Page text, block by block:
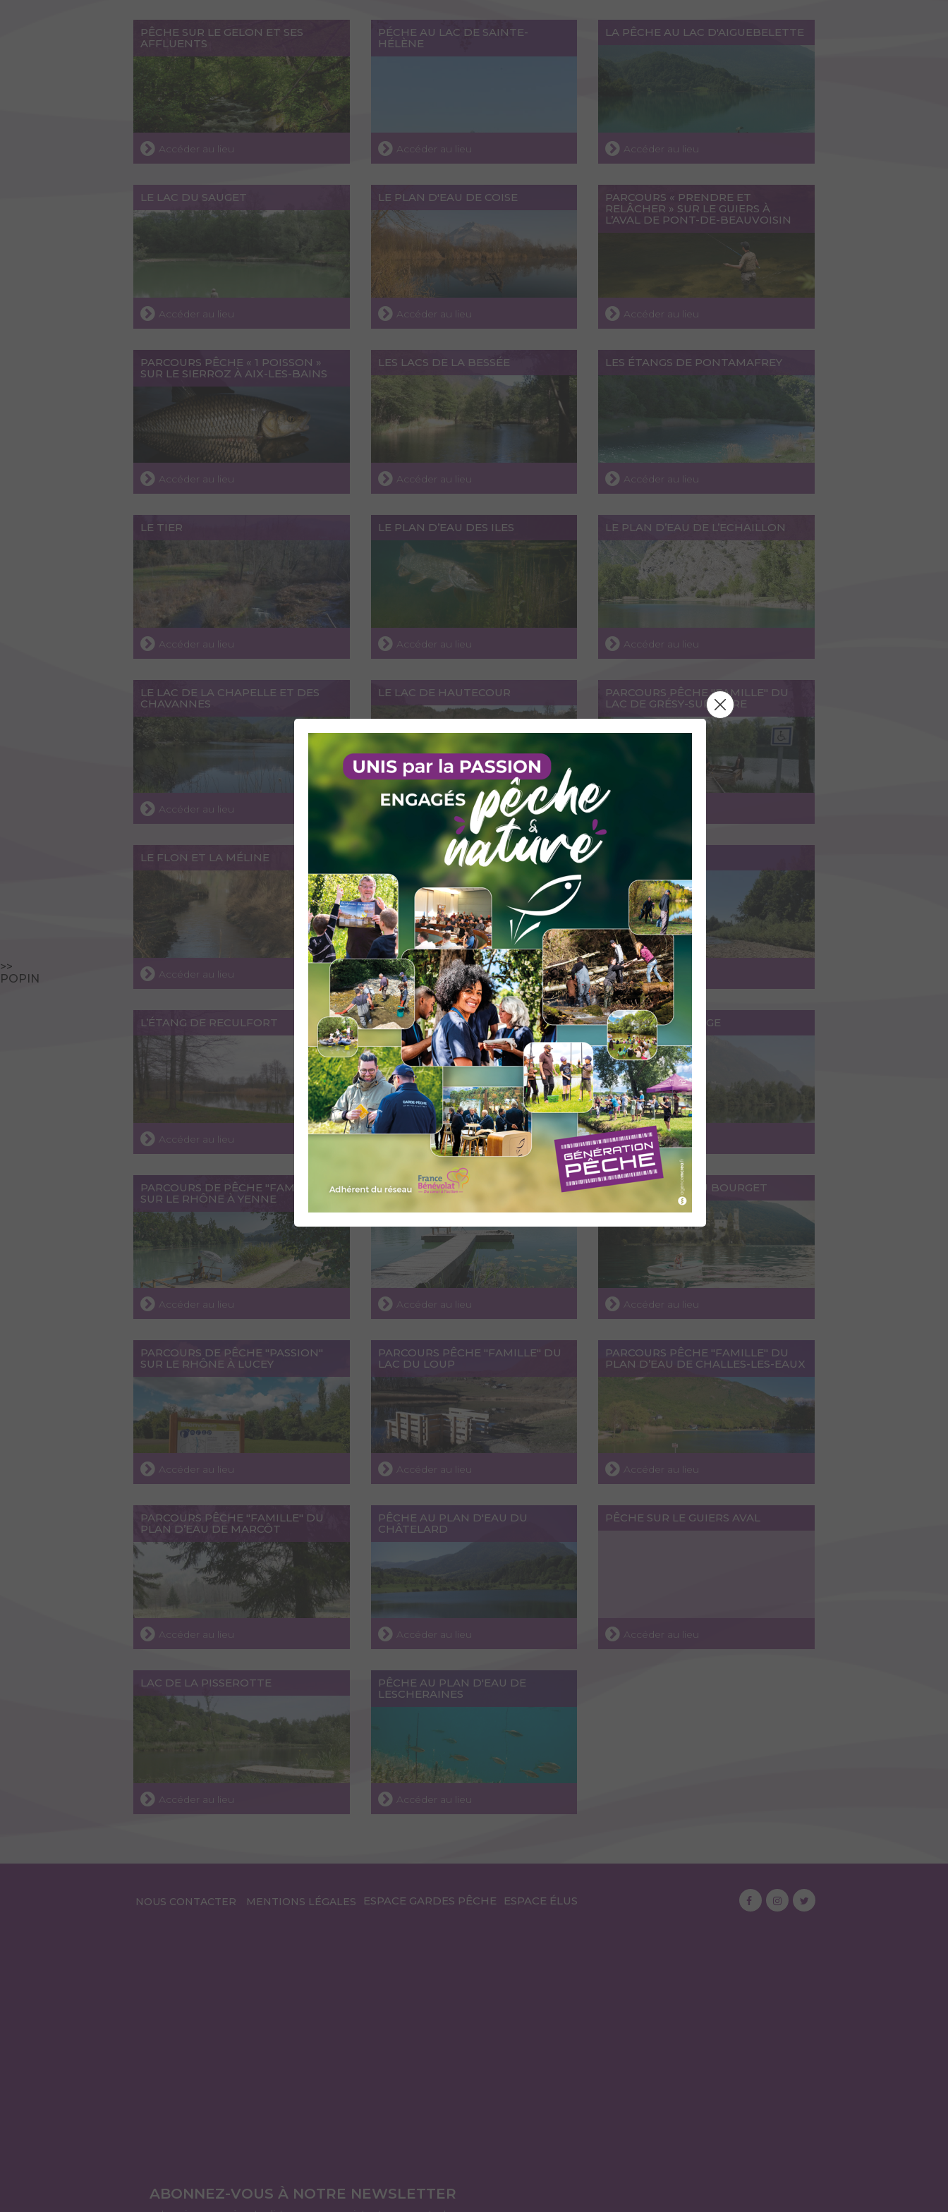
>>
POPIN
PÊCHE SUR LE GELON ET SES
AFFLUENTS
Accéder au lieu
PÉCHE AU LAC DE SAINTE-
HÉLÈNE
Accéder au lieu
LA PÊCHE AU LAC D'AIGUEBELETTE
Accéder au lieu
LE LAC DU SAUGET
Accéder au lieu
LE PLAN D'EAU DE COISE
Accéder au lieu
PARCOURS « PRENDRE ET
RELÂCHER » SUR LE GUIERS À
L’AVAL DE PONT-DE-BEAUVOISIN
Accéder au lieu
PARCOURS PÊCHE « 1 POISSON »
SUR LE SIERROZ À AIX-LES-BAINS
Accéder au lieu
LES LACS DE LA BESSÉE
Accéder au lieu
LES ÉTANGS DE PONTAMAFREY
Accéder au lieu
LE TIER
Accéder au lieu
LE PLAN D’EAU DES ILES
Accéder au lieu
LE PLAN D’EAU DE L’ECHAILLON
Accéder au lieu
LE LAC DE LA CHAPELLE ET DES
CHAVANNES
Accéder au lieu
LE LAC DE HAUTECOUR
Accéder au lieu
PARCOURS PÊCHE "FAMILLE" DU
LAC DE GRÉSY-SUR-ISÈRE
LE FLON ET LA MÉLINE
Accéder au lieu
LE CANAL DE SAVIÈRES
Accéder au lieu Accéder au lieu
L’ÉTANG DE RECULFORT
Accéder au lieu
PÊCHE AU PLAN D'EAU DES
HURTIÈRES
Accéder au lieu
LE LAC DE CAROUGE
Accéder au lieu
PARCOURS DE PÊCHE "FAMILLE"
SUR LE RHÔNE À YENNE
Accéder au lieu
PARCOURS DE PÊCHE "FAMILLE"
CHEVELU
Accéder au lieu
PÊCHE AU LAC DU BOURGET
Accéder au lieu
PARCOURS DE PÊCHE "PASSION"
SUR LE RHÔNE À LUCEY
Accéder au lieu
PARCOURS PÊCHE "FAMILLE" DU
LAC DU LOUP
Accéder au lieu
PARCOURS PÊCHE "FAMILLE" DU
PLAN D’EAU DE CHALLES-LES-EAUX
Accéder au lieu
PARCOURS PÊCHE "FAMILLE" DU
PLAN D’EAU DE MARCÔT
Accéder au lieu
PÊCHE AU PLAN D'EAU DU
CHÂTELARD
Accéder au lieu
PÊCHE SUR LE GUIERS AVAL
Accéder au lieu
LAC DE LA PISSEROTTE
Accéder au lieu
PÊCHE AU PLAN D'EAU DE
LESCHERAINES
Accéder au lieu
NOUS CONTACTER MENTIONS LÉGALES ESPACE GARDES PÊCHE ESPACE ÉLUS
ABONNEZ-VOUS À NOTRE NEWSLETTER